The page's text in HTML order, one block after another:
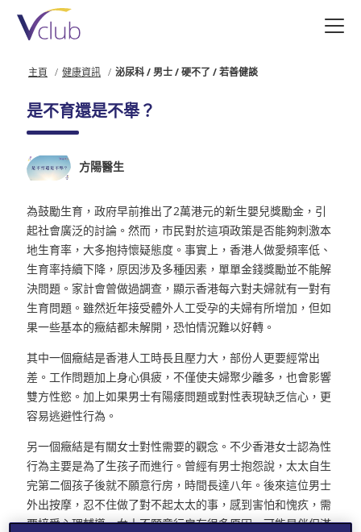
主頁 健康資訊 泌尿科 / 男士 / 硬不了 / 若善健談
是不育還是不舉？
方陽醫生
為鼓勵生育，政府早前推出了2萬港元的新生嬰兒獎勵金，引
起社會廣泛的討論。然而，市民對於這項政策是否能夠刺激本
地生育率，大多抱持懷疑態度。事實上，香港人做愛頻率低、
生育率持續下降，原因涉及多種因素，單單金錢獎勵並不能解
決問題。家計會曾做過調查，顯示香港每六對夫婦就有一對有
生育問題。雖然近年接受體外人工受孕的夫婦有所增加，但如
果一些基本的癥結都未解開，恐怕情況難以好轉。
其中一個癥結是香港人工時長且壓力大，部份人更要經常出
差。工作問題加上身心俱疲，不僅使夫婦聚少離多，也會影響
雙方性慾。加上如果男士有陽痿問題或對性表現缺乏信心，更
容易逃避性行為。
另一個癥結是有關女士對性需要的觀念。不少香港女士認為性
行為主要是為了生孩子而進行。曾經有男士抱怨說，太太自生
完第二個孩子後就不願意行房，時間長達八年。後來這位男士
外出按摩，忍不住做了對不起太太的事，感到害怕和愧疚，需
要接受心理輔導。女士不願意行房有很多原因，可能是伴侶滿